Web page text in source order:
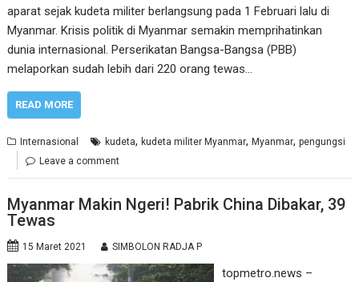
aparat sejak kudeta militer berlangsung pada 1 Februari lalu di
Myanmar. Krisis politik di Myanmar semakin memprihatinkan
dunia internasional. Perserikatan Bangsa-Bangsa (PBB)
melaporkan sudah lebih dari 220 orang tewas…
READ MORE
Internasional kudeta,kudeta militer Myanmar,Myanmar,pengungsi
Leave a comment
Myanmar Makin Ngeri! Pabrik China Dibakar, 39
Tewas
15 Maret 2021 SIMBOLON RADJA P
topmetro.news –